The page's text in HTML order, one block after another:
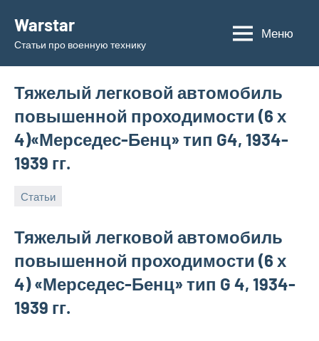
содержимому
Warstar
Статьи про военную технику
Меню
Тяжелый легковой автомобиль
повышенной проходимости (6 х
4)«Мерседес-Бенц» тип G4, 1934-
1939 гг.
Статьи
Тяжелый легковой автомобиль
повышенной проходимости (6 х
4) «Мерседес-Бенц» тип G 4, 1934-
1939 гг.